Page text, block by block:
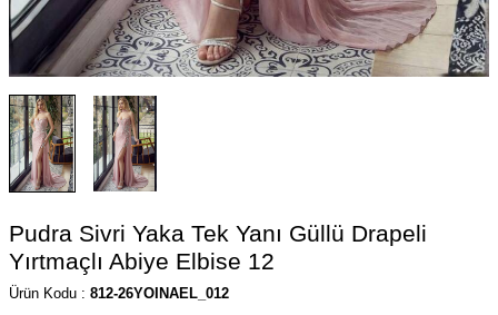
Pudra Sivri Yaka Tek Yanı Güllü Drapeli
Yırtmaçlı Abiye Elbise 12
Ürün Kodu : 812-26YOINAEL_012